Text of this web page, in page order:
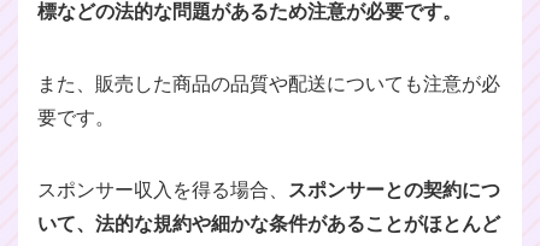
標などの法的な問題があるため注意が必要です。
また、販売した商品の品質や配送についても注意が必
要です。
スポンサー収入を得る場合、
スポンサーとの契約につ
いて、法的な規約や細かな条件があることがほとんど